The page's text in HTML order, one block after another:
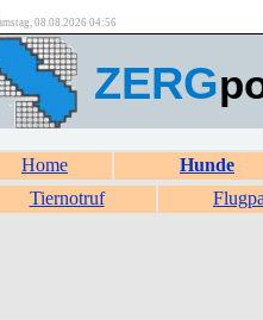
08.08.2026 04:56
ZERG
Home Hunde
Tiernotruf